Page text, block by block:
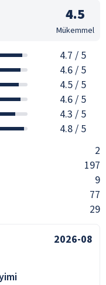
4.5
Mükemmel
4.7 / 5
4.6/ 5
4.5/ 5
4.6/ 5
4.3 / 5
4.8/ 5
2
197
9
77
29
2026-08